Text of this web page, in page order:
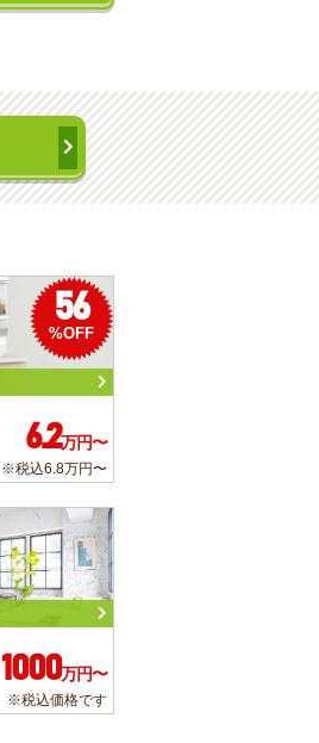
56
%OFF
6.2万円〜
※税込6.8万円〜
1000万円〜
※税込価格です